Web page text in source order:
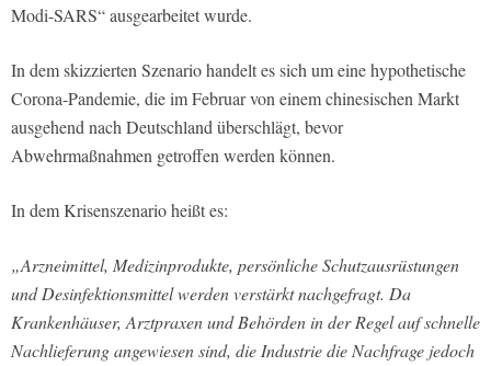
Modi-SARS“ ausgearbeitet wurde.
In dem skizzierten Szenario handelt es sich um eine hypothetische
Corona-Pandemie, die im Februar von einem chinesischen Markt
ausgehend nach Deutschland überschlägt, bevor
Abwehrmaßnahmen getroffen werden können.
In dem Krisenszenario heißt es:
„Arzneimittel, Medizinprodukte, persönliche Schutzausrüstungen
und Desinfektionsmittel werden verstärkt nachgefragt. Da
Krankenhäuser, Arztpraxen und Behörden in der Regel auf schnelle
Nachlieferung angewiesen sind, die Industrie die Nachfrage jedoch